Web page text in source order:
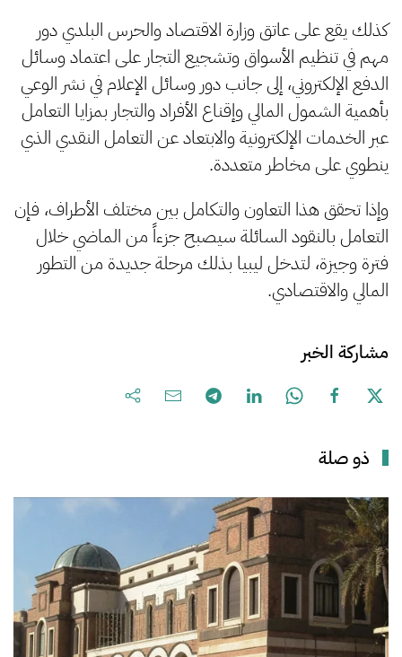
كذلك يقع على عاتق وزارة الاقتصاد والحرس البلدي دور
مهم في تنظيم الأسواق وتشجيع التجار على اعتماد وسائل
الدفع الإلكتروني، إلى جانب دور وسائل الإعلام في نشر الوعي
بأهمية الشمول المالي وإقناع الأفراد والتجار بمزايا التعامل
عبر الخدمات الإلكترونية والابتعاد عن التعامل النقدي الذي
ينطوي على مخاطر متعددة.
وإذا تحقق هذا التعاون والتكامل بين مختلف الأطراف، فإن
التعامل بالنقود السائلة سيصبح جزءاً من الماضي خلال
فترة وجيزة، لتدخل ليبيا بذلك مرحلة جديدة من التطور
المالي والاقتصادي.
مشاركة الخبر
ذو صلة